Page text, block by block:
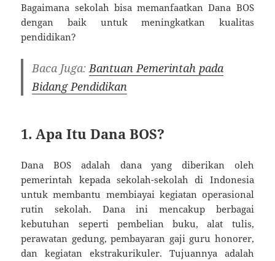
Bagaimana sekolah bisa memanfaatkan Dana BOS
dengan baik untuk meningkatkan kualitas
pendidikan?
Baca Juga: Bantuan Pemerintah pada
Bidang Pendidikan
1. Apa Itu Dana BOS?
Dana BOS adalah dana yang diberikan oleh
pemerintah kepada sekolah-sekolah di Indonesia
untuk membantu membiayai kegiatan operasional
rutin sekolah. Dana ini mencakup berbagai
kebutuhan seperti pembelian buku, alat tulis,
perawatan gedung, pembayaran gaji guru honorer,
dan kegiatan ekstrakurikuler. Tujuannya adalah